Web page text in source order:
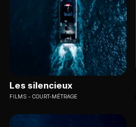
Les silencieux
FILMS COURT-MÉTRAGE